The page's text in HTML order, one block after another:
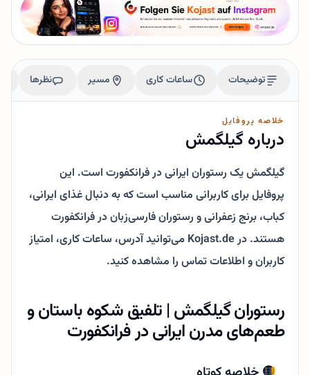
توضیحات ساعات کاری مسیر نظرها
خلاصه پروفایل
درباره گیلگمش
گیلگمش یک رستوران ایرانی در فرانکفورت است. این
پروفایل برای کاربرانی مناسب است که به دنبال غذای ایرانی،
کباب، برنج زعفرانی و رستوران فارسی‌زبان در فرانکفورت
هستند. در Kojast.de می‌توانید آدرس، ساعات کاری، امتیاز
کاربران و اطلاعات تماس را مشاهده کنید.
رستوران گیلگمش | تلفیق شکوه باستان و
طعم‌های مدرن ایرانی در فرانکفورت